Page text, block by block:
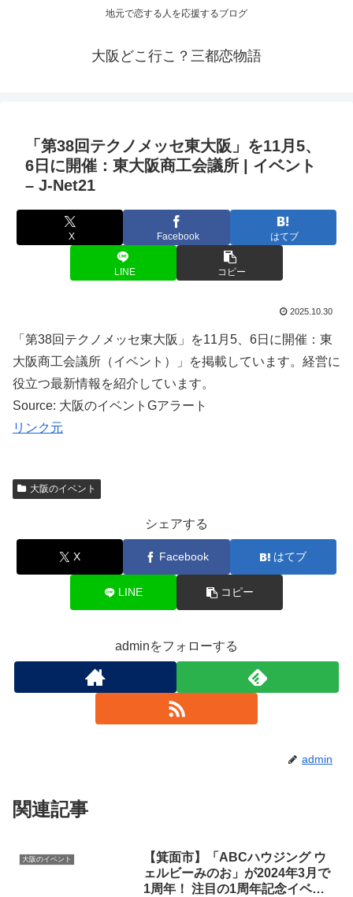
地元で恋する人を応援するブログ
大阪どこ行こ？三都恋物語
「第38回テクノメッセ東大阪 」を11月5、
6日に開催：東大阪商工会議所 | イベント
– J-Net21
X Facebook はてブ
LINE コピー
2025.10.30
「第38回テクノメッセ東大阪」を11月5、6日に開催：東
大阪商工会議所（イベント）」を掲載しています。経営に
役立つ最新情報を紹介しています。
Source: 大阪のイベントGアラート
リンク元
大阪のイベント
シェアする
X Facebook はてブ
LINE コピー
adminをフォローする
admin
関連記事
大阪のイベント
【箕面市】「ABCハウジング ウ
ェルビーみのお」が2024年3月で
1周年！ 注目の1周年記念イベン